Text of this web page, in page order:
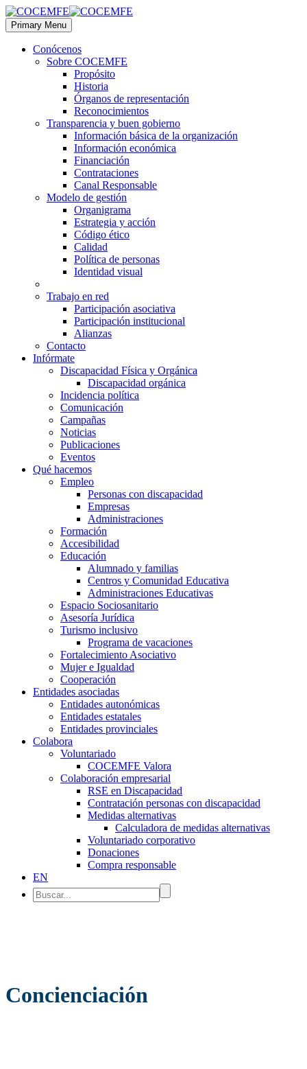
Primary Menu
Conócenos
Sobre COCEMFE
Propósito
Historia
Órganos de representación
Reconocimientos
Transparencia y buen gobierno
Información básica de la organización
Información económica
Financiación
Contrataciones
Canal Responsable
Modelo de gestión
Organigrama
Estrategia y acción
Código ético
Calidad
Política de personas
Identidad visual
Trabajo en red
Participación asociativa
Participación institucional
Alianzas
Contacto
Infórmate
Discapacidad Física y Orgánica
Discapacidad orgánica
Incidencia política
Comunicación
Campañas
Noticias
Publicaciones
Eventos
Qué hacemos
Empleo
Personas con discapacidad
Empresas
Administraciones
Formación
Accesibilidad
Educación
Alumnado y familias
Centros y Comunidad Educativa
Administraciones Educativas
Espacio Sociosanitario
Asesoría Jurídica
Turismo inclusivo
Programa de vacaciones
Fortalecimiento Asociativo
Mujer e Igualdad
Cooperación
Entidades asociadas
Entidades autonómicas
Entidades estatales
Entidades provinciales
Colabora
Voluntariado
COCEMFE Valora
Colaboración empresarial
RSE en Discapacidad
Contratación personas con discapacidad
Medidas alternativas
Calculadora de medidas alternativas
Voluntariado corporativo
Donaciones
Compra responsable
EN
Concienciación